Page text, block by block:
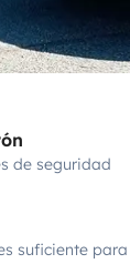
de seguridad
suficiente